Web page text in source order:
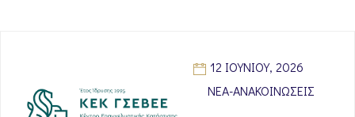
12 ΙΟΥΝΊΟΥ, 2026
ΝΈΑ-ΑΝΑΚΟΙΝΏΣΕΙΣ